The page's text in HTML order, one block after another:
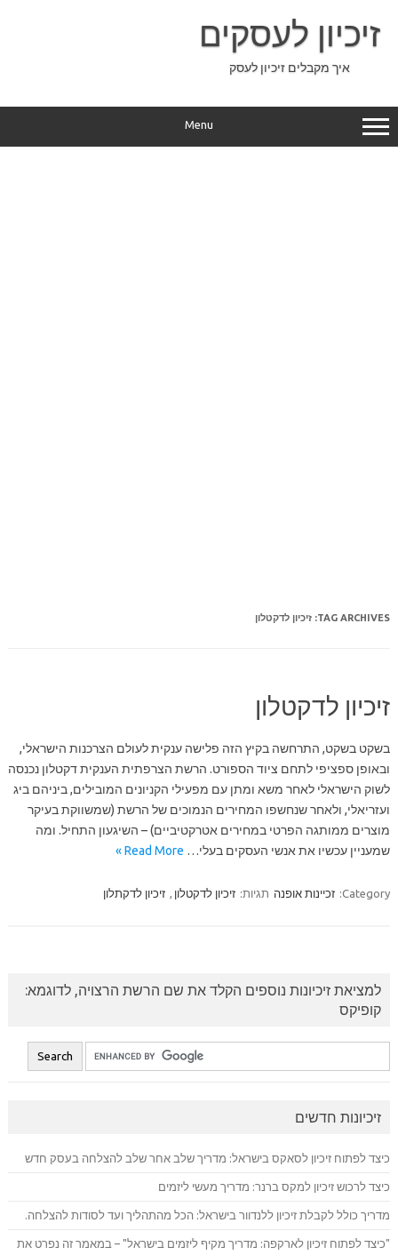
content
זיכיון לעסקים
איך מקבלים זיכיון לעסק
Menu
TAG ARCHIVES: זיכיון לדקטלון
זיכיון לדקטלון
בשקט בשקט, התרחשה בקיץ הזה פלישה ענקית לעולם הצרכנות הישראלי,
ובאופן ספציפי לתחם ציוד הספורט. הרשת הצרפתית הענקית דקטלון נכנסה
לשוק הישראלי לאחר משא ומתן עם מפעילי הקניונים המובילים, ביניהם ביג
ועזריאלי, ולאחר שנחשפו המחירים הנמוכים של הרשת (שמשווקת בעיקר
מוצרים ממותגה הפרטי במחירים אטרקטיביים) – השיגעון התחיל. ומה
שמעניין עכשיו את אנשי העסקים בעלי… Read More »
Category: זכיינות אופנה תגיות: זיכיון לדקטלון , זיכיון לדקתלון
למציאת זיכיונות נוספים הקלד את שם הרשת הרצויה, לדוגמא:
קופיקס
זיכיונות חדשים
כיצד לפתוח זיכיון לסאקס בישראל: מדריך שלב אחר שלב להצלחה בעסק חדש
כיצד לרכוש זיכיון למקס ברנר: מדריך מעשי ליזמים
מדריך כולל לקבלת זיכיון ללנדוור בישראל: הכל מהתהליך ועד לסודות להצלחה.
"כיצד לפתוח זיכיון לארקפה: מדריך מקיף ליזמים בישראל" – במאמר זה נפרט את